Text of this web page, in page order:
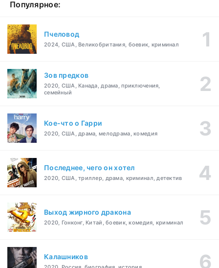
Популярное:
Пчеловод
2024, США, Великобритания, боевик, криминал
Зов предков
2020, США, Канада, драма, приключения,
семейный
Кое-что о Гарри
2020, США, драма, мелодрама, комедия
Последнее, чего он хотел
2020, США, триллер, драма, криминал, детектив
Выход жирного дракона
2020, Гонконг, Китай, боевик, комедия, криминал
Калашников